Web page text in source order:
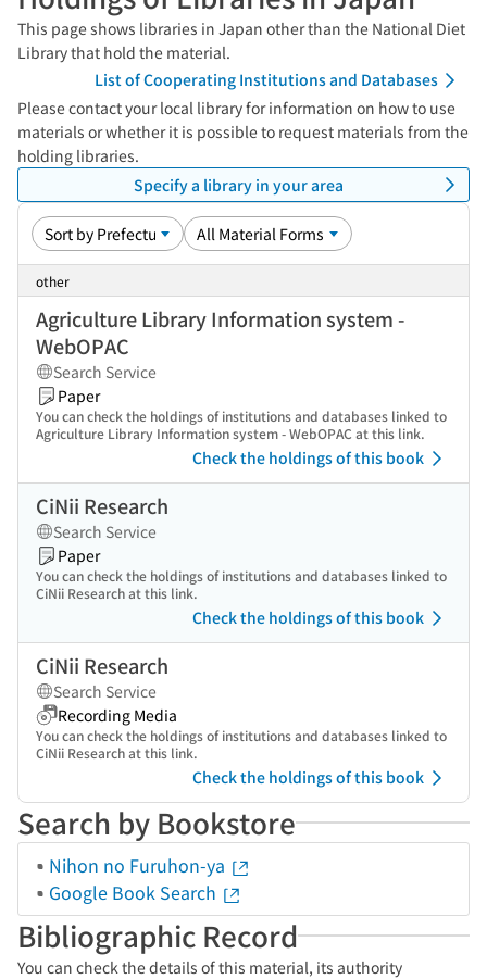
This page shows libraries in Japan other than the National Diet
Library that hold the material.
List of Cooperating Institutions and Databases
Please contact your local library for information on how to use
materials or whether it is possible to request materials from the
holding libraries.
Specify a library in your area
other
Agriculture Library Information system -
WebOPAC
Search Service
Paper
You can check the holdings of institutions and databases linked to
Agriculture Library Information system - WebOPAC at this link.
Check the holdings of this book
CiNii Research
Search Service
Paper
You can check the holdings of institutions and databases linked to
CiNii Research at this link.
Check the holdings of this book
CiNii Research
Search Service
Recording Media
You can check the holdings of institutions and databases linked to
CiNii Research at this link.
Check the holdings of this book
Search by Bookstore
Nihon no Furuhon-ya
Google Book Search
Bibliographic Record
You can check the details of this material, its authority